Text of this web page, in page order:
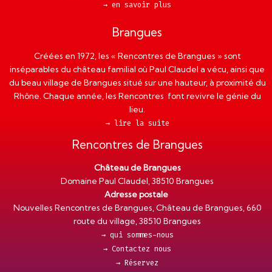
→ en savoir plus
Brangues
Créées en 1972, les « Rencontres de Brangues » sont
inséparables du château familial où Paul Claudel a vécu, ainsi que
du beau village de Brangues situé sur une hauteur, à proximité du
Rhône. Chaque année, les Rencontres font revivre le génie du
lieu.
→ lire la suite
Rencontres de Brangues
Château de Brangues
Domaine Paul Claudel, 38510 Brangues
Adresse postale
Nouvelles Rencontres de Brangues, Château de Brangues, 660
route du village, 38510 Brangues
→ qui sommes-nous
→ Contactez nous
→ Réservez